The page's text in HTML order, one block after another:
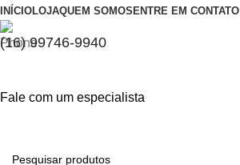
INÍCIOLOJAQUEM SOMOS ENTRE EM CONTATO
(16) 99746-9940
Fale com um especialista